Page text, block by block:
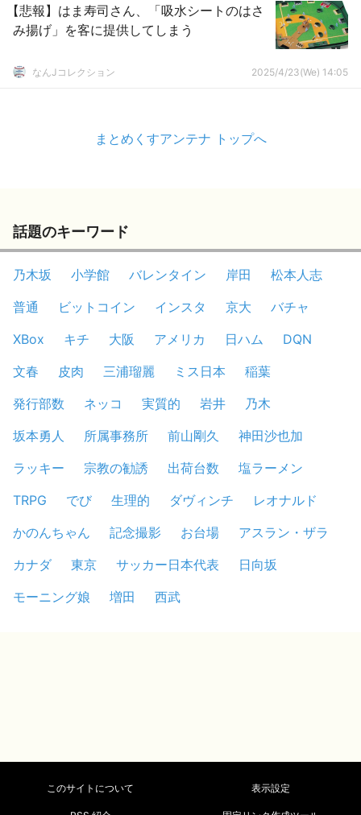
【悲報】はま寿司さん、「吸水シートのはさ
み揚げ」を客に提供してしまう
なんJコレクション 2025/4/23(We) 14:05
まとめくすアンテナ トップへ
話題のキーワード
乃木坂 小学館 バレンタイン 岸田
松本人志
普通
ビットコイン インスタ 京大
バチャ
XBox
キチ 大阪 アメリカ 日ハム
DQN
文春
皮肉 三浦瑠麗 ミス日本
稲葉
発行部数
ネッコ 実質的 岩井
乃木
坂本勇人
所属事務所 前山剛久
神田沙也加
ラッキー
宗教の勧誘 出荷台数
塩ラーメン
TRPG
でび 生理的 ダヴィンチ
レオナルド
かのんちゃん
記念撮影 お台場
アスラン・ザラ
カナダ
東京 サッカー日本代表
日向坂
モーニング娘
増田 西武
このサイトについて 表示設定